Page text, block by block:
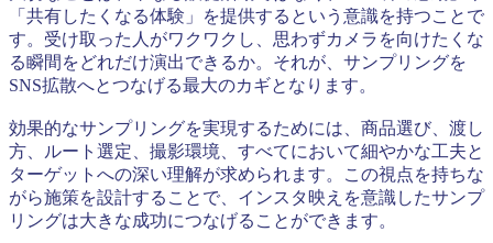
「共有したくなる体験」を提供するという意識を持つことで
す。受け取った人がワクワクし、思わずカメラを向けたくな
る瞬間をどれだけ演出できるか。それが、サンプリングを
SNS拡散へとつなげる最大のカギとなります。
効果的なサンプリングを実現するためには、商品選び、渡し
方、ルート選定、撮影環境、すべてにおいて細やかな工夫と
ターゲットへの深い理解が求められます。この視点を持ちな
がら施策を設計することで、インスタ映えを意識したサンプ
リングは大きな成功につなげることができます。